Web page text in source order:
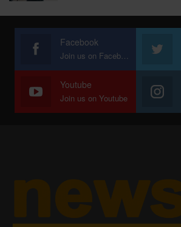
Facebook
Join us on Facebook
Youtube
Join us on Youtube